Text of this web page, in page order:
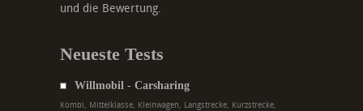
und die Bewertung.
Neueste Tests
Willmobil - Carsharing
Kombi, Mittelklasse, Kleinwagen, Langstrecke, Kurzstrecke,